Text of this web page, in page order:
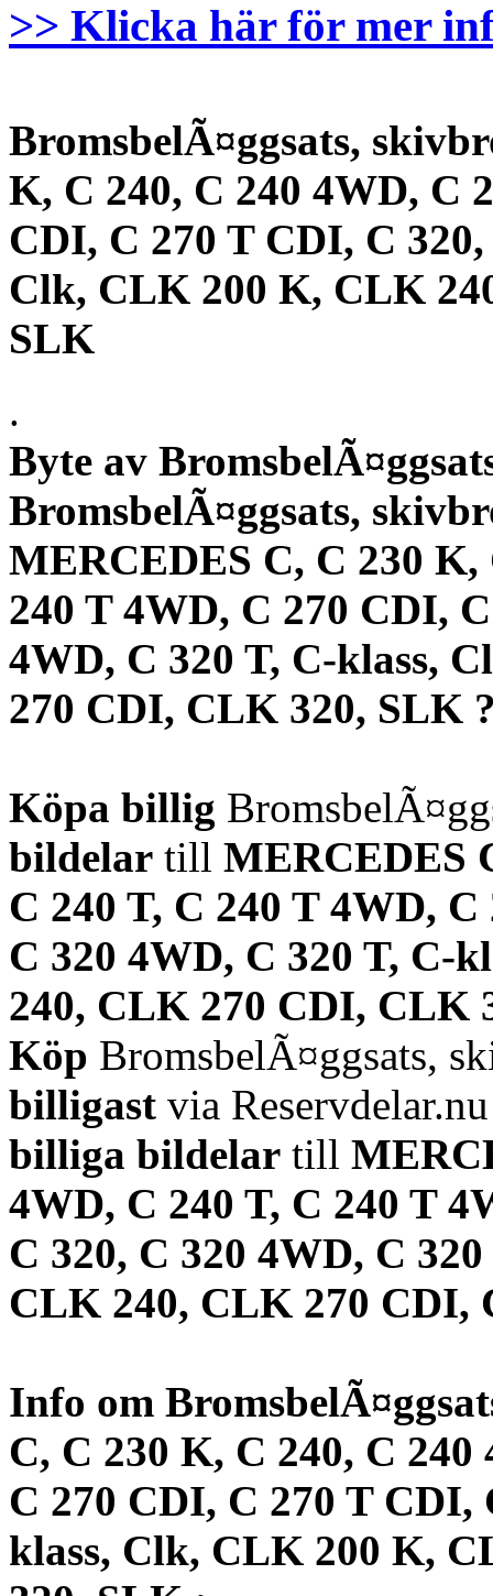
>> Klicka här för mer
BromsbelÃ¤ggsats,
K, C 240, C 240 4WD, C
CDI, C 270 T CDI, C
Clk, CLK 200 K, CLK
SLK
.
Byte av
BromsbelÃ¤ggsats,
MERCEDES C, C 230 K,
240 T 4WD, C 270 CDI,
4WD, C 320 T, C-klass,
270 CDI, CLK 320, SLK
Köpa billig
bildelar till MERCEDES
C 240 T, C 240 T 4WD,
C 320 4WD, C 320 T, C-
240, CLK 270 CDI, CLK
Köp BromsbelÃ¤ggsats,
billigast via
billiga bildelar till
4WD, C 240 T, C 240 T
C 320, C 320 4WD, C
CLK 240, CLK 270
Info om
C, C 230 K, C 240, C
C 270 CDI, C 270 T CDI,
klass, Clk, CLK 200 K,